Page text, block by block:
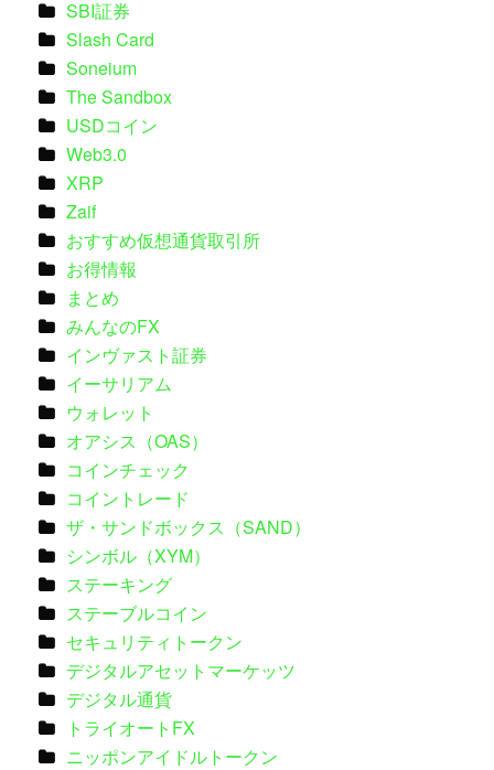
SBI証券
Slash Card
Soneium
The Sandbox
USDコイン
Web3.0
XRP
Zaif
おすすめ仮想通貨取引所
お得情報
まとめ
みんなのFX
インヴァスト証券
イーサリアム
ウォレット
オアシス（OAS）
コインチェック
コイントレード
ザ・サンドボックス（SAND）
シンボル（XYM）
ステーキング
ステーブルコイン
セキュリティトークン
デジタルアセットマーケッツ
デジタル通貨
トライオートFX
ニッポンアイドルトークン